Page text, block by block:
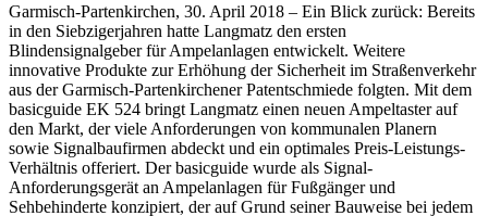
Garmisch-Partenkirchen, 30. April 2018 – Ein Blick zurück: Bereits
in den Siebzigerjahren hatte Langmatz den ersten
Blindensignalgeber für Ampelanlagen entwickelt. Weitere
innovative Produkte zur Erhöhung der Sicherheit im Straßenverkehr
aus der Garmisch-Partenkirchener Patentschmiede folgten. Mit dem
basicguide EK 524 bringt Langmatz einen neuen Ampeltaster auf
den Markt, der viele Anforderungen von kommunalen Planern
sowie Signalbaufirmen abdeckt und ein optimales Preis-Leistungs-
Verhältnis offeriert. Der basicguide wurde als Signal-
Anforderungsgerät an Ampelanlagen für Fußgänger und
Sehbehinderte konzipiert, der auf Grund seiner Bauweise bei jedem